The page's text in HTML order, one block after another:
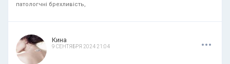
патологчні брехливість,
Кина
9 СЕНТЯБРЯ 2024 21:04 ...